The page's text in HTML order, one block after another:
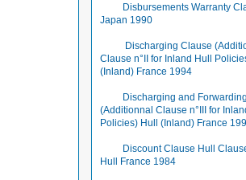
Disbursements Warranty
Japan 1990
Discharging Clause
Clause n°II for Inland Hull
(Inland) France 1994
Discharging and
(Additionnal Clause n°III for
Policies) Hull (Inland) France
Discount Clause Hull
Hull France 1984